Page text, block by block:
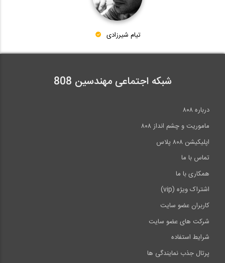
سمینار طراحی عملکردی با نرم افزار...
تیام شیرزادی
شبکه اجتماعی مهندسین 808
درباره ۸۰۸
ماموریت و چشم انداز ۸۰۸
اپلیکیشن ۸۰۸ پلاس
تماس با ما
همکاری با ما
اشتراک ویژه (vip)
کاربران عضو سایت
شرکت های عضو سایت
شرایط استفاده
پرتال جذب نمایندگی ها